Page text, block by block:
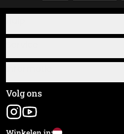
Over ons
Plak- en
Materiaaloverzicht
Nieuwsbrief aanmelden
Algemene voorwaarden
Colofon
Volg ons